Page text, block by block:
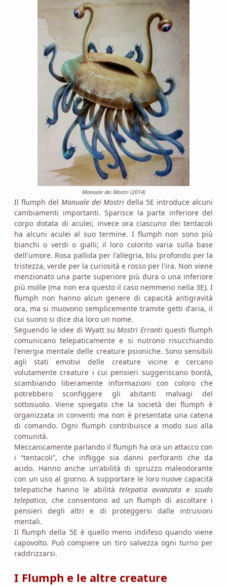
Manuale dei Mostri (2014)
Il flumph del Manuale dei Mostri della 5E introduce alcuni
cambiamenti importanti. Sparisce la parte inferiore del
corpo dotata di aculei; invece ora ciascuno dei tentacoli
ha alcuni aculei al suo termine. I flumph non sono più
bianchi o verdi o gialli; il loro colorito varia sulla base
dell'umore. Rosa pallida per l'allegria, blu profondo per la
tristezza, verde per la curiosità e rosso per l'ira. Non viene
menzionato una parte superiore più dura o una inferiore
più molle (ma non era questo il caso nemmeno nella 3E). I
flumph non hanno alcun genere di capacità antigravità
ora, ma si muovono semplicemente tramite getti d'aria, il
cui suono si dice dia loro un nome.
Seguendo le idee di Wyatt suMostri Errantiquesti flumph
comunicano telepaticamente e si nutrono risucchiando
l'energia mentale delle creature psioniche. Sono sensibili
agli stati emotivi delle creature vicine e cercano
volutamente creature i cui pensieri suggeriscano bontà,
scambiando liberamente informazioni con coloro che
potrebbero sconfiggere gli abitanti malvagi del
sottosuolo. Viene spiegato che la società dei flumph è
organizzata in conventi ma non è presentata una catena
di comando. Ogni flumph contribuisce a modo suo alla
comunità.
Meccanicamente parlando il flumph ha ora un attacco con
i “tentacoli”, che infligge sia danni perforanti che da
acido. Hanno anche un'abilità di spruzzo maleodorante
con un uso al giorno. A supportare le loro nuove capacità
telepatiche hanno le abilitàtelepatia avanzata escudo
telepatico, che consentono ad un flumph di ascoltare i
pensieri degli altri e di proteggersi dalle intrusioni
mentali.
Il flumph della 5E è quello meno indifeso quando viene
capovolto. Può compiere un tiro salvezza ogni turno per
raddrizzarsi.
I Flumph e le altre creature